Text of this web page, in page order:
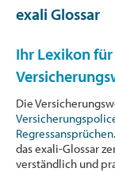
exali Glossar
Ihr Lexikon
Die
Regressansprüchen
das exali-Glossar
verständlich und